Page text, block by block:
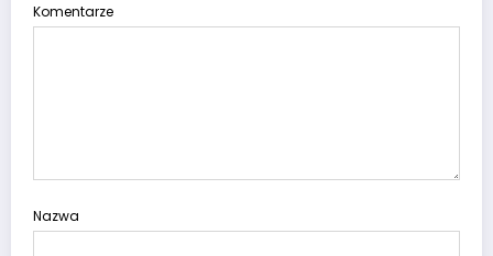
Komentarze
Nazwa